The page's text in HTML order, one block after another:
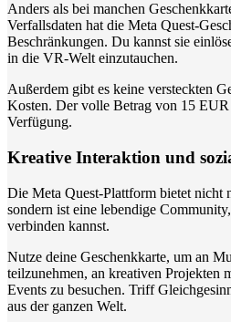
Anders als bei manchen
Verfallsdaten hat die Meta Quest-
Beschränkungen. Du kannst sie
in die VR-Welt einzutauchen.
Außerdem gibt es keine versteckten
Kosten. Der volle Betrag von 15
Verfügung.
Kreative Interaktion und
Die Meta Quest-Plattform bietet nicht
sondern ist eine lebendige
verbinden kannst.
Nutze deine Geschenkkarte, um an
teilzunehmen, an kreativen Projekten
Events zu besuchen. Triff
aus der ganzen Welt.